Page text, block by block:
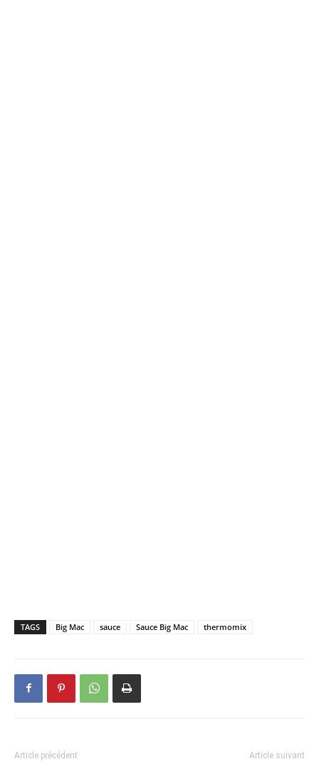
TAGS Big Mac sauce Sauce Big Mac thermomix
Article précédent Article suivant